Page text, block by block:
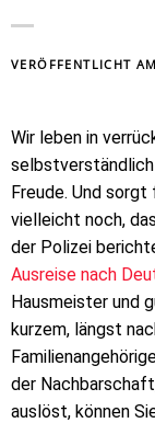
VERÖFFENTLICHT
Wir leben in
Freude. Und sorgt
vielleicht noch,
der Polizei
Ausreise nach
Hausmeister und
kurzem, längst
der
auslöst, können